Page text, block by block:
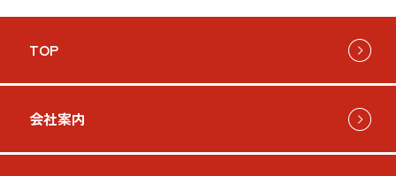
TOP
会社案内